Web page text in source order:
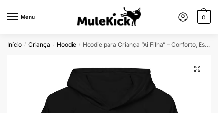
Menu 0
Início / Criança / Hoodie / Hoodie para Criança “Ai Filha” – Conforto, Estilo e Sustentabilidade
🔍